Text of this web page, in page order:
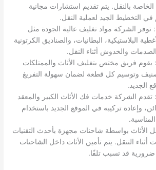
الخاصة بالنقل. يتم تقديم استشارات مجانية
في التخطيط الجيد لعملية النقل.
: توفر الشركة مواد تغليف عالية الجودة مثل
البلاستيكية، البطانيات، والصناديق الكرتونية
والخدوش أثناء النقل.
: يقوم فريق مختص بتغليف الأثاث والممتلكات
وتوسيم كل قطعة لضمان سهولة التفريغ
الجديد.
: تقدم الشركة خدمات فك الأثاث الكبير والمعقد
وإعادة تركيبه في الموقع الجديد باستخدام
الأثاث بواسطة شاحنات مجهزة بأحدث التقنيات
أثناء التنقل. يتم تأمين الأثاث داخل الشاحنات
قد تسبب تلفًا.